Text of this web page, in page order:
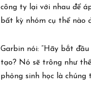
công ty lại với nhau để
bất kỳ nhóm cụ thể nào
Garbin nói: “Hãy bắt
tạo? Nó sẽ trông như
phỏng sinh học là